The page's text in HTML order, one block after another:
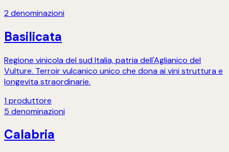
2 denominazioni
Basilicata
Regione vinicola del sud Italia, patria dell'Aglianico del
Vulture. Terroir vulcanico unico che dona ai vini struttura e
longevita straordinarie.
1 produttore
5 denominazioni
Calabria